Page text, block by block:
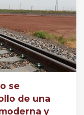
se
de una
y